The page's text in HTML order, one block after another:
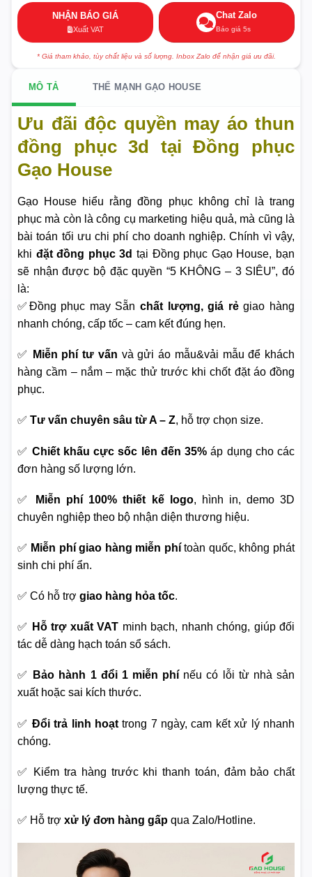
NHẬN BÁO GIÁ
Xuất VAT
Chat Zalo
Báo giá 5s
* Giá tham khảo, tùy chất liệu và số lượng. Inbox Zalo để nhận giá ưu đãi.
MÔ TẢ THẾ MẠNH GẠO HOUSE
Ưu đãi độc quyền may áo thun
đồng phục 3d tại Đồng phục
Gạo House
Gạo House hiểu rằng đồng phục không chỉ là trang
phục mà còn là công cụ marketing hiệu quả, mà cũng là
bài toán tối ưu chi phí cho doanh nghiệp. Chính vì vậy,
khi đặt đồng phục 3d tại Đồng phục Gạo House, bạn
sẽ nhận được bộ đặc quyền “5 KHÔNG – 3 SIÊU”, đó
là:
✅Đồng phục may Sẵn chất lượng, giá rẻgiao hàng
nhanh chóng, cấp tốc – cam kết đúng hẹn.
✅ Miễn phí tư vấn và gửi áo mẫu&vải mẫu để khách
hàng cầm – nắm – mặc thử trước khi chốt đặt áo đồng
phục.
✅ Tư vấn chuyên sâu từ A – Z, hỗ trợ chọn size.
✅ Chiết khấu cực sốc lên đến 35% áp dụng cho các
đơn hàng số lượng lớn.
✅ Miễn phí 100% thiết kế logo, hình in, demo 3D
chuyên nghiệp theo bộ nhận diện thương hiệu.
✅ Miễn phí giao hàng miễn phítoàn quốc, không phát
sinh chi phí ẩn.
✅ Có hỗ trợ giao hàng hỏa tốc.
✅ Hỗ trợ xuất VAT minh bạch, nhanh chóng, giúp đối
tác dễ dàng hạch toán sổ sách.
✅ Bảo hành 1 đổi 1 miễn phí nếu có lỗi từ nhà sản
xuất hoặc sai kích thước.
✅ Đổi trả linh hoạttrong 7 ngày, cam kết xử lý nhanh
chóng.
✅ Kiểm tra hàng trước khi thanh toán, đảm bảo chất
lượng thực tế.
✅ Hỗ trợ xử lý đơn hàng gấp qua Zalo/Hotline.